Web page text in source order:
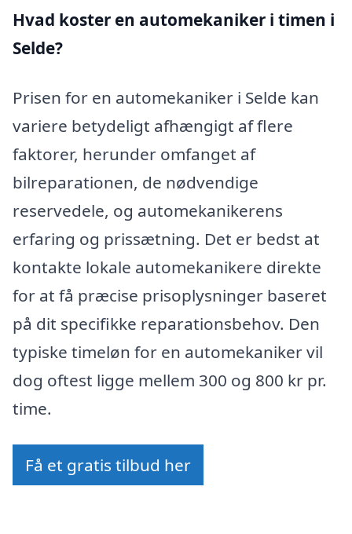
Hvad koster en automekaniker i timen i
Selde?
Prisen for en automekaniker i Selde kan
variere betydeligt afhængigt af flere
faktorer, herunder omfanget af
bilreparationen, de nødvendige
reservedele, og automekanikerens
erfaring og prissætning. Det er bedst at
kontakte lokale automekanikere direkte
for at få præcise prisoplysninger baseret
på dit specifikke reparationsbehov. Den
typiske timeløn for en automekaniker vil
dog oftest ligge mellem 300 og 800 kr pr.
time.
Få et gratis tilbud her